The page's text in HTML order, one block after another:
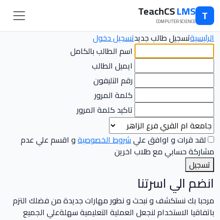
T
TeachCSLMS
COMPUTER SCIENCE
الرئيسيةتسجيل طالب جديدتسجيل دخول
اسم الطالب بالكامل
ايميل الطالب
رقم التليفون
كلمة المرور
تاكيد كلمة المرور
لقد قرات و اوافق عليشروط الخصوصيةو اقسم علي عدم
مشاركة حسابي مع طلاب اخرين
تسجيل
انضم الي اسرتنا
مرحبا بك نستكشف و نبحث و نطور مهارات جديدة من فضلك التزم
باتفاقيا الاستخدام لنجعل العملية التعليمية سهلةعلي الجميع